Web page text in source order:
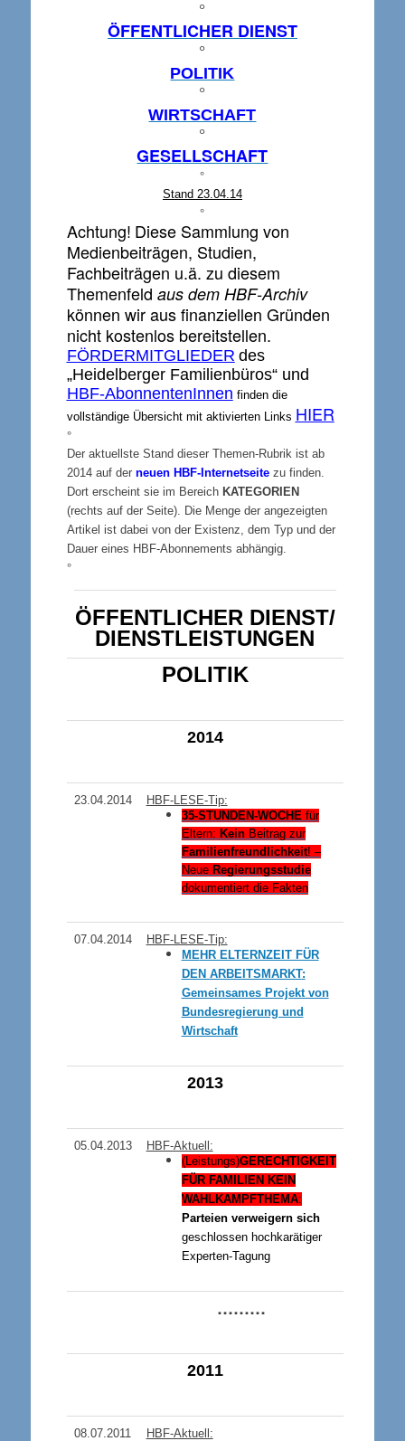
°
ÖFFENTLICHER DIENST
°
POLITIK
°
WIRTSCHAFT
°
GESELLSCHAFT
°
Stand 23.04.14
°
Achtung! Diese Sammlung von
Medienbeiträgen, Studien,
Fachbeiträgen u.ä. zu diesem
Themenfeld aus dem HBF-Archiv
können wir aus finanziellen Gründen
nicht kostenlos bereitstellen.
FÖRDERMITGLIEDER des
„Heidelberger Familienbüros“ und
HBF-AbonnentenInnen finden die
vollständige Übersicht mit aktivierten Links HIER
°
Der aktuellste Stand dieser Themen-Rubrik ist ab
2014 auf der neuen HBF-Internetseitezu finden.
Dort erscheint sie im Bereich KATEGORIEN
(rechts auf der Seite). Die Menge der angezeigten
Artikel ist dabei von der Existenz, dem Typ und der
Dauer eines HBF-Abonnements abhängig.
°
ÖFFENTLICHER DIENST/
DIENSTLEISTUNGEN
POLITIK
2014
23.04.2014
HBF-LESE-Tip:
35-STUNDEN-WOCHEfür
Eltern: KeinBeitrag zur
Familienfreundlichkeit! –
Neue Regierungsstudie
dokumentiert die Fakten
07.04.2014
HBF-LESE-Tip:
MEHR ELTERNZEIT FÜR
DEN ARBEITSMARKT:
Gemeinsames Projekt von
Bundesregierung und
Wirtschaft
2013
05.04.2013
HBF-Aktuell:
(Leistungs)GERECHTIGKEIT
FÜR FAMILIEN KEIN
WAHLKAMPFTHEMA:
Parteien verweigern sich
geschlossen hochkarätiger
Experten-Tagung
………
2011
08.07.2011
HBF-Aktuell: